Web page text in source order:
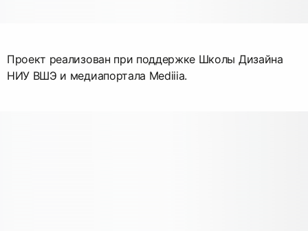
Проект реализован при поддержке Школы Дизайна
НИУ ВШЭ и медиапортала Mediiia.